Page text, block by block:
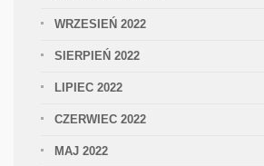
WRZESIEŃ 2022
SIERPIEŃ 2022
LIPIEC 2022
CZERWIEC 2022
MAJ 2022